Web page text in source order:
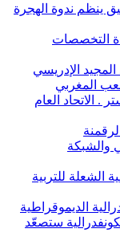
ينظم ندوة الهجرة
التخصصات
الإدريسي
المغربي
. الاتحاد العام
والشبكة
للتربية
الديموقراطية
ستصعّد